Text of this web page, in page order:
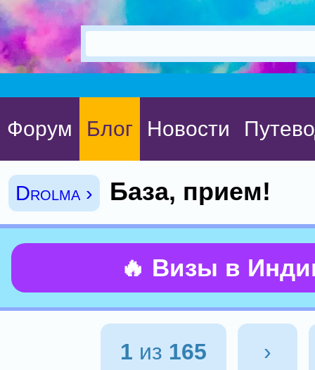
Форум Блог Новости
Drolma › База, прием!
🔥 Визы в
1 из 165 ›